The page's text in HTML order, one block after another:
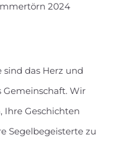
2024
das Herz und
Gemeinschaft. Wir
Ihre Geschichten
Segelbegeisterte zu